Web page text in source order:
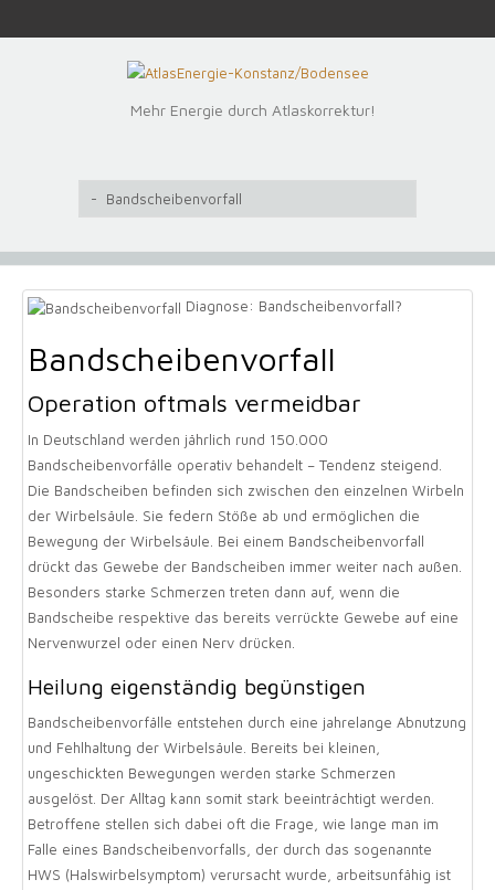
Mehr Energie durch Atlaskorrektur!
Diagnose: Bandscheibenvorfall?
Bandscheibenvorfall
Operation oftmals vermeidbar
In Deutschland werden jährlich rund 150.000
Bandscheibenvorfälle operativ behandelt – Tendenz steigend.
Die Bandscheiben befinden sich zwischen den einzelnen Wirbeln
der Wirbelsäule. Sie federn Stöße ab und ermöglichen die
Bewegung der Wirbelsäule. Bei einem Bandscheibenvorfall
drückt das Gewebe der Bandscheiben immer weiter nach außen.
Besonders starke Schmerzen treten dann auf, wenn die
Bandscheibe respektive das bereits verrückte Gewebe auf eine
Nervenwurzel oder einen Nerv drücken.
Heilung eigenständig begünstigen
Bandscheibenvorfälle entstehen durch eine jahrelange Abnutzung
und Fehlhaltung der Wirbelsäule. Bereits bei kleinen,
ungeschickten Bewegungen werden starke Schmerzen
ausgelöst. Der Alltag kann somit stark beeinträchtigt werden.
Betroffene stellen sich dabei oft die Frage, wie lange man im
Falle eines Bandscheibenvorfalls, der durch das sogenannte
HWS (Halswirbelsymptom) verursacht wurde, arbeitsunfähig ist